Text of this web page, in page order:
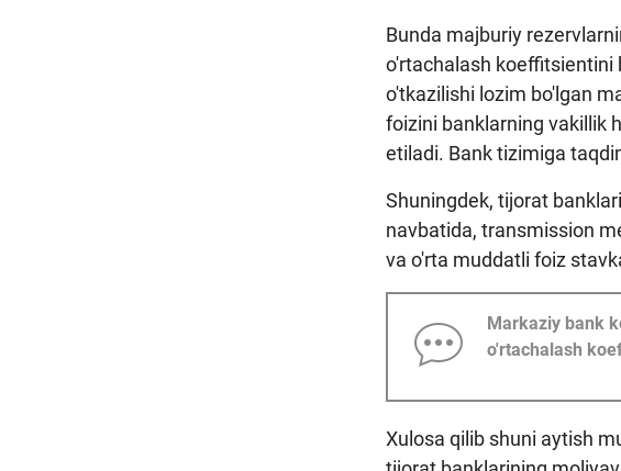
Bunda majburiy
o'rtachalash koeffitsientini
o'tkazilishi lozim bo'lgan
foizini banklarning vakillik
etiladi. Bank tizimiga
Shuningdek, tijorat
navbatida, transmission
va o'rta muddatli foiz
Markaziy bank
o'rtachalash
Xulosa qilib shuni aytish